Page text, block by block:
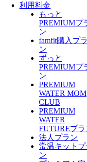
利用料金
もっと
PREMIUMプ
ン
famfit購入プ
ン
ずっと
PREMIUMプ
ン
PREMIUM
WATER MOM
CLUB
PREMIUM
WATER
FUTUREプラ
法人プラン
常温キットプ
ン